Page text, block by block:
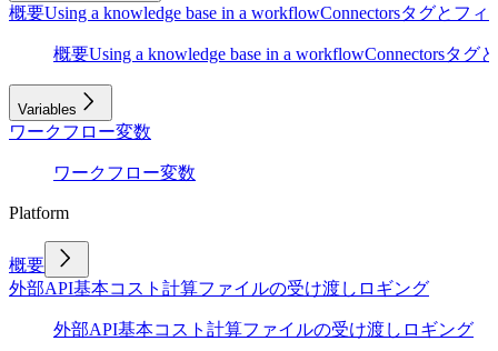
概要Using a knowledge base in a workflowConnectorsタグとフィ
概要Using a knowledge base in a workflowConnectorsタグ
Variables
ワークフロー変数
ワークフロー変数
Platform
概要
外部API基本コスト計算ファイルの受け渡し ロギング
外部API基本コスト計算ファイルの受け渡し ロギング